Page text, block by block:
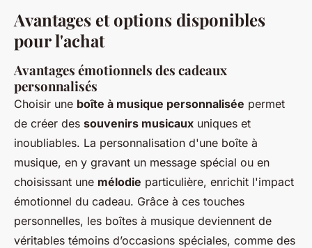
Avantages et options disponibles
pour l'achat
Avantages émotionnels des cadeaux
personnalisés
Choisir une boîte à musique personnalisée permet
de créer des souvenirs musicaux uniques et
inoubliables. La personnalisation d'une boîte à
musique, en y gravant un message spécial ou en
choisissant une mélodie particulière, enrichit l'impact
émotionnel du cadeau. Grâce à ces touches
personnelles, les boîtes à musique deviennent de
véritables témoins d’occasions spéciales, comme des